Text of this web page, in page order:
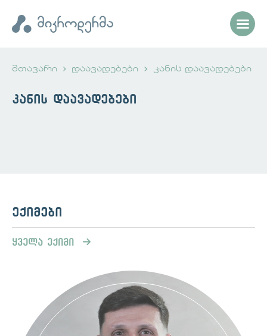
მთავარი დაავადებები კანის დაავადებები
კანის დაავადებები
ექიმები
ყველა ექიმი